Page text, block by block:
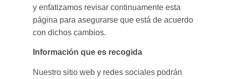
y enfatizamos revisar continuamente esta
página para asegurarse que está de acuerdo
con dichos cambios.
Información que es recogida
Nuestro sitio web y redes sociales podrán